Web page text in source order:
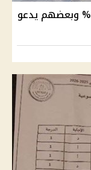
نواب يطالبون بإلغاء زيادة الكهرباء 12% وبعضهم يدعو